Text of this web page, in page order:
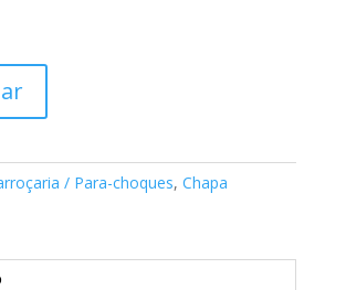
/ Para-choques, Chapa